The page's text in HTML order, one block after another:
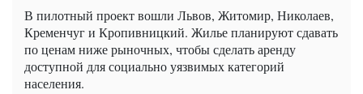
В пилотный проект вошли Львов, Житомир, Николаев,
Кременчуг и Кропивницкий. Жилье планируют сдавать
по ценам ниже рыночных, чтобы сделать аренду
доступной для социально уязвимых категорий
населения.